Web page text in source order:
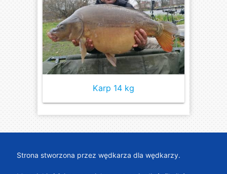
Karp 14 kg
Strona stworzona przez wędkarza dla wędkarzy.